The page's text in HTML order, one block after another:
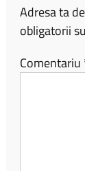
Adresa ta
obligatorii
Comentariu